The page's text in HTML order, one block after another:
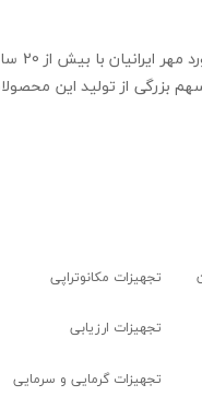
بزرگی از تولید این
تجهیزات مکانوتراپی
تجهیزات ارزیابی
تجهیزات گرمایی و سرمایی